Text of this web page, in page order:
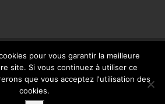
– Tous droits réservés
pour vous garantir la meilleure
site. Si vous continuez à utiliser ce
que vous acceptez l'utilisation des
cookies.